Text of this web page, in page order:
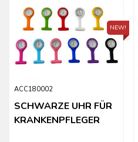
ACC180002
SCHWARZE UHR FÜR
KRANKENPFLEGER
NEW!